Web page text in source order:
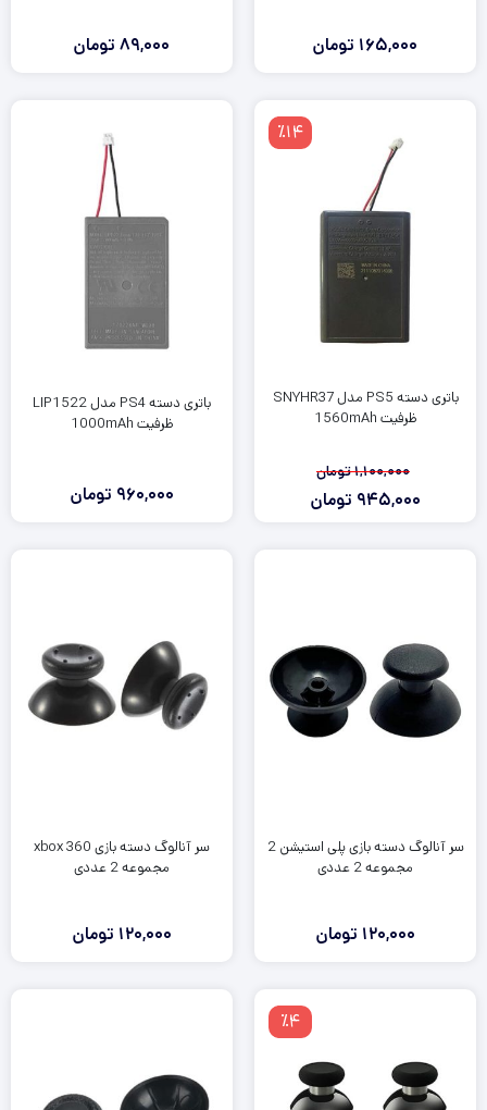
165,000 تومان 89,000 تومان
٪14
باتری دسته PS5 مدل SNYHR37
ظرفیت 1560mAh
1,100,000تومان
945,000 تومان
باتری دسته PS4 مدل LIP1522
ظرفیت 1000mAh
960,000 تومان
سر آنالوگ دسته بازی پلی استیشن 2
مجموعه 2 عددی
120,000 تومان
سر آنالوگ دسته بازی xbox 360
مجموعه 2 عددی
120,000 تومان
٪4